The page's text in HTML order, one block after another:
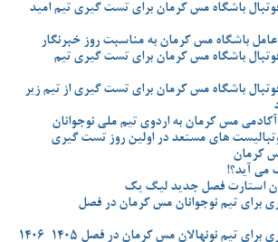
باشگاه مس کرمان برای تست گیری تیم امید
باشگاه مس کرمان به مناسبت روز خبرنگار
باشگاه مس کرمان برای تست گیری تیم
باشگاه مس کرمان برای تست گیری از تیم زیر
مس کرمان به اردوی تیم ملی نوجوانان
های مستعد در اولین روز تست گیری
کرمان
استارت فصل جدید لیگ یک
برای تیم نوجوانان مس کرمان در فصل
تیم نونهالان مس کرمان در فصل 1405-1406